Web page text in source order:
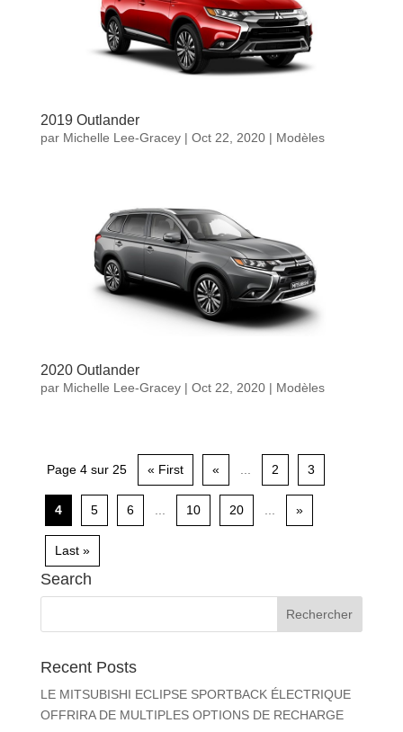
2019 Outlander
par Michelle Lee-Gracey| Oct 22, 2020| Modèles
2020 Outlander
par Michelle Lee-Gracey| Oct 22, 2020| Modèles
Page 4 sur 25 « First « ... 2 3
4 5 6 ... 10 20 ... »
Last »
Search
Recent Posts
LE MITSUBISHI ECLIPSE SPORTBACK ÉLECTRIQUE
OFFRIRA DE MULTIPLES OPTIONS DE RECHARGE